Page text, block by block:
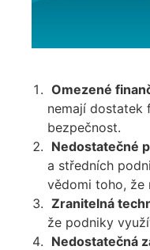
Omezené
nemají dostatek
bezpečnost.
Nedostatečné
a středních
vědomi toho, že
Zranitelná
že podniky
Nedostatečná